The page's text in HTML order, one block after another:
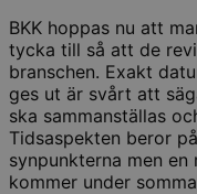
BKK hoppas nu att
tycka till så att de
branschen. Exakt
ges ut är svårt att
ska sammanställas
Tidsaspekten beror
synpunkterna men
kommer under